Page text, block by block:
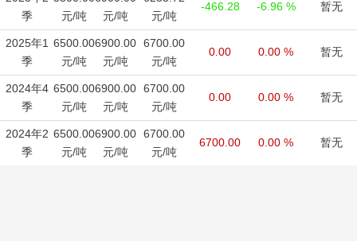
季
元/吨
元/吨
元/吨
-466.28 -6.96 % 暂无
2025年1
季
6500.00
元/吨
6900.00
元/吨
6700.00
元/吨
0.00 0.00 % 暂无
2024年4
季
6500.00
元/吨
6900.00
元/吨
6700.00
元/吨
0.00 0.00 % 暂无
2024年2
季
6500.00
元/吨
6900.00
元/吨
6700.00
元/吨
6700.00 0.00 % 暂无